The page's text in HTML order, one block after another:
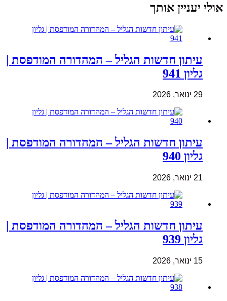
אולי יעניין אותך
עיתון חדשות הגליל – המהדורה המודפסת |
גליון 941
29 ינואר, 2026
עיתון חדשות הגליל – המהדורה המודפסת |
גליון 940
21 ינואר, 2026
עיתון חדשות הגליל – המהדורה המודפסת |
גליון 939
15 ינואר, 2026